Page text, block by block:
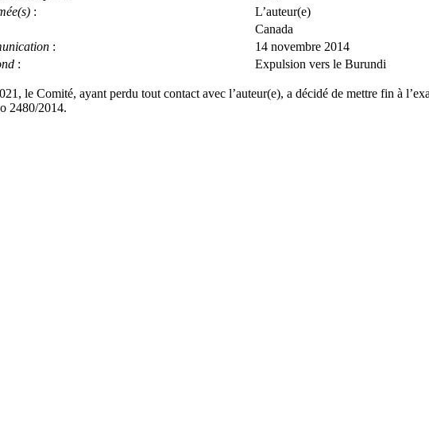
:
L’auteur(e)
Canada
:
14 novembre 2014
: Expulsion vers le Burundi
le Comité, ayant perdu tout contact avec l’auteur(e), a décidé de mettre fin à
2480/2014.